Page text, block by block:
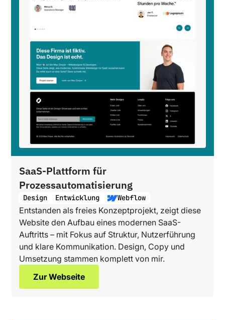
SaaS-Plattform für
Prozessautomatisierung
Design Entwicklung Webflow
Entstanden als freies Konzeptprojekt, zeigt diese
Website den Aufbau eines modernen SaaS-
Auftritts – mit Fokus auf Struktur, Nutzerführung
und klare Kommunikation. Design, Copy und
Umsetzung stammen komplett von mir.
Zur Webseite